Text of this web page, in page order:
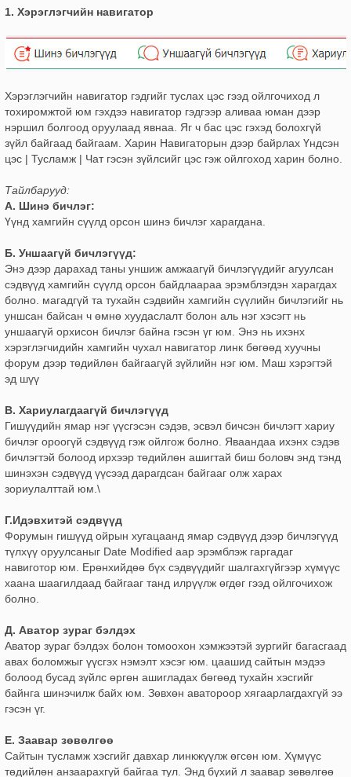
1. Хэрэглэгчийн навигатор
Хэрэглэгчийн навигатор гэдгийг туслах цэс гээд ойлгочиход л
тохиромжтой юм гэхдээ навигатор гэдгээр аливаа юман дээр
нэршил болгоод оруулаад явнаа. Яг ч бас цэс гэхэд болохгүй
зүйл байгаад байгаам. Харин Навигаторын дээр байрлах Үндсэн
цэс | Тусламж | Чат гэсэн зүйлсийг цэс гэж ойлгоход харин болно.
Тайлбарууд:
А. Шинэ бичлэг:
Үүнд хамгийн сүүлд орсон шинэ бичлэг харагдана.
Б. Уншаагүй бичлэгүүд:
Энэ дээр дарахад таны уншиж амжаагүй бичлэгүүдийг агуулсан
сэдвүүд хамгийн сүүлд орсон байдлаараа эрэмблэгдэн харагдах
болно. магадгүй та тухайн сэдвийн хамгийн сүүлийн бичлэгийг нь
уншсан байсан ч өмнө хуудаслалт болон аль нэг хэсэгт нь
уншаагүй орхисон бичлэг байна гэсэн үг юм. Энэ нь ихэнх
хэрэглэгчидийн хамгийн чухал навигатор линк бөгөөд хуучны
форум дээр төдийлөн байгаагүй зүйлийн нэг юм. Маш хэрэгтэй
эд шүү
В. Хариулагдаагүй бичлэгүүд
Гишүүдийн ямар нэг үүсгэсэн сэдэв, эсвэл бичсэн бичлэгт хариу
бичлэг ороогүй сэдвүүд гэж ойлгож болно. Яваандаа ихэнх сэдэв
бичлэгтэй болоод ирхээр төдийлөн ашигтай биш боловч энд тэнд
шинэхэн сэдвүүд үүсээд дарагдсан байгааг олж харах
зориулалттай юм.\
Г.Идэвхитэй сэдвүүд
Форумын гишүүд ойрын хугацаанд ямар сэдвүүд дээр бичлэгүүд
түлхүү оруулсаныг Date Modified аар эрэмблэж гаргадаг
навиготор юм. Ерөнхийдөө бүх сэдвүүдийг шалгахгүйгээр хүмүүс
хаана шаагилдаад байгааг танд илрүүлж өгдөг гээд ойлгочихож
болно.
Д. Аватор зураг бэлдэх
Аватор зураг бэлдэх болон томоохон хэмжээтэй зургийг багасгаад
авах боломжыг үүсгэх нэмэлт хэсэг юм. цаашид сайтын мэдээ
болоод бусад зүйлс өргөн ашигладах бөгөөд тухайн хэсгийг
байнга шинэчилж байх юм. Зөвхөн аватороор хягаарлагдахгүй ээ
гэсэн үг.
Е. Заавар зөвөлгөө
Сайтын тусламж хэсгийг давхар линкжүүлж өгсөн юм. Хүмүүс
төдийлөн анзаарахгүй байгаа тул. Энд бүхий л заавар зөвөлгөө